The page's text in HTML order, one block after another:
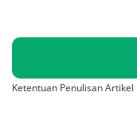
Ketentuan Penulisan Artikel